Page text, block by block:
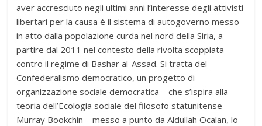
aver accresciuto negli ultimi anni l’interesse degli attivisti
libertari per la causa è il sistema di autogoverno messo
in atto dalla popolazione curda nel nord della Siria, a
partire dal 2011 nel contesto della rivolta scoppiata
contro il regime di Bashar al-Assad. Si tratta del
Confederalismo democratico, un progetto di
organizzazione sociale democratica – che s’ispira alla
teoria dell’Ecologia sociale del filosofo statunitense
Murray Bookchin – messo a punto da Aldullah Ocalan, lo